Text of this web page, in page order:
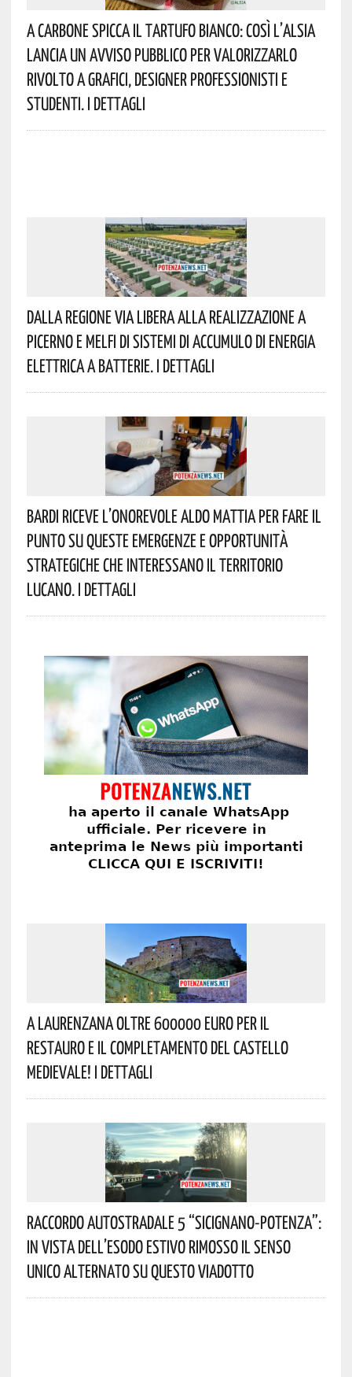
A Carbone Spicca Il Tartufo Bianco: Così L’Alsia
Lancia Un Avviso Pubblico Per Valorizzarlo
Rivolto A Grafici, Designer Professionisti E
Studenti. I Dettagli
Dalla Regione Via Libera Alla Realizzazione A
Picerno E Melfi Di Sistemi Di Accumulo Di Energia
Elettrica A Batterie. I Dettagli
Bardi Riceve L’onorevole Aldo Mattia Per Fare Il
Punto Su Queste Emergenze E Opportunità
Strategiche Che Interessano Il Territorio
Lucano. I Dettagli
A Laurenzana Oltre 600000 Euro Per Il
Restauro E Il Completamento Del Castello
Medievale! I Dettagli
Raccordo Autostradale 5 “Sicignano-Potenza”:
In Vista Dell’esodo Estivo Rimosso Il Senso
Unico Alternato Su Questo Viadotto